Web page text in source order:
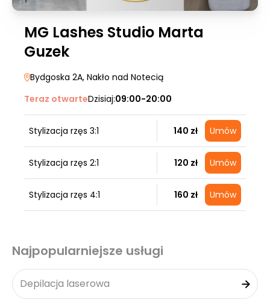
MG Lashes Studio Marta
Guzek
Bydgoska 2A, Nakło nad Notecią
Teraz otwarteDzisiaj:09:00-20:00
Stylizacja rzęs 3:1 140 zł Umów
Stylizacja rzęs 2:1 120 zł Umów
Stylizacja rzęs 4:1 160 zł Umów
Najpopularniejsze usługi
Depilacja laserowa